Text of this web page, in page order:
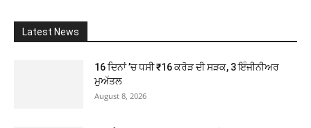
Latest News
16 ਦਿਨਾਂ ’ਚ ਧਸੀ ₹16 ਕਰੋੜ ਦੀ ਸੜਕ, 3 ਇੰਜੀਨੀਅਰ
ਮੁਅੱਤਲ
August 8, 2026